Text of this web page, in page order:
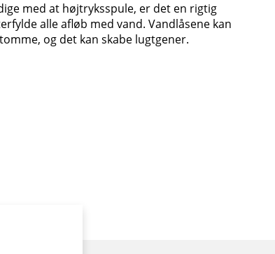
med at højtryksspule, er det en rigtig
alle afløb med vand. Vandlåsene kan
og det kan skabe lugtgener.